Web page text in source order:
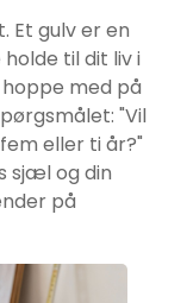
Et gulv er en
til dit liv i
med på
"Vil
eller ti år?"
sjæl og din
på